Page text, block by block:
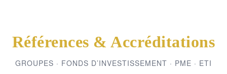
Références & Accréditations
GROUPES · FONDS D’INVESTISSEMENT · PME · ETI